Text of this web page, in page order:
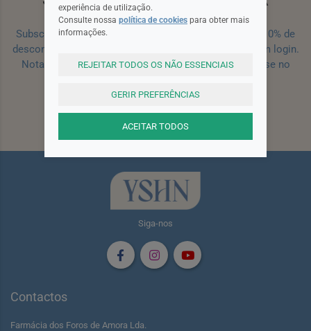
Subscreva a nossa newsletter e receba um cupão de 10% de
desconto para a sua próxima encomenda efetuada com login.
Nota: Para receber o cupão deverá primeiro registar-se no
Siga-nos
Contactos
Farmácia dos Foros de Amora Lda.
experiência de utilização.
Consulte nossa política de cookies para obter mais
informações.
REJEITAR TODOS OS NÃO ESSENCIAIS
GERIR PREFERÊNCIAS
ACEITAR TODOS